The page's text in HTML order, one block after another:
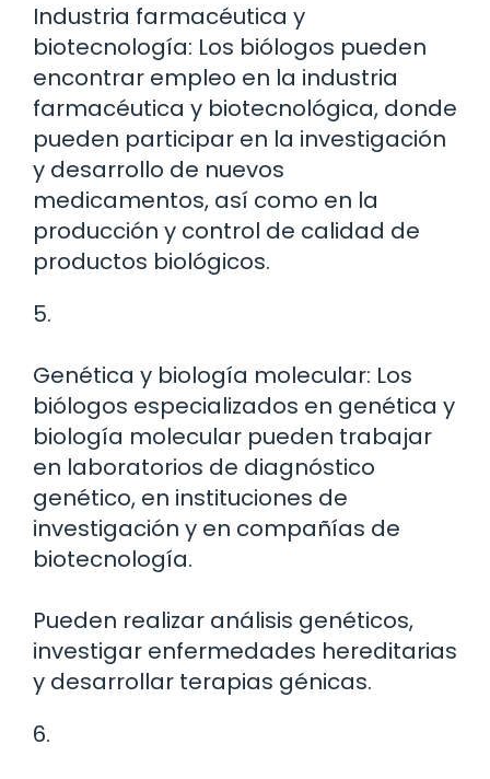
Industria farmacéutica y
biotecnología: Los biólogos pueden
encontrar empleo en la industria
farmacéutica y biotecnológica, donde
pueden participar en la investigación
y desarrollo de nuevos
medicamentos, así como en la
producción y control de calidad de
productos biológicos.
5.
Genética y biología molecular: Los
biólogos especializados en genética y
biología molecular pueden trabajar
en laboratorios de diagnóstico
genético, en instituciones de
investigación y en compañías de
biotecnología.
Pueden realizar análisis genéticos,
investigar enfermedades hereditarias
y desarrollar terapias génicas.
6.